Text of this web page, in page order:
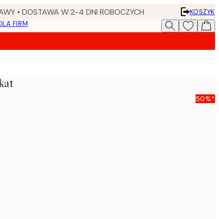
• DOSTAWA W 2-4 DNI ROBOCZYCH
KOSZYK
FIRM
50%*